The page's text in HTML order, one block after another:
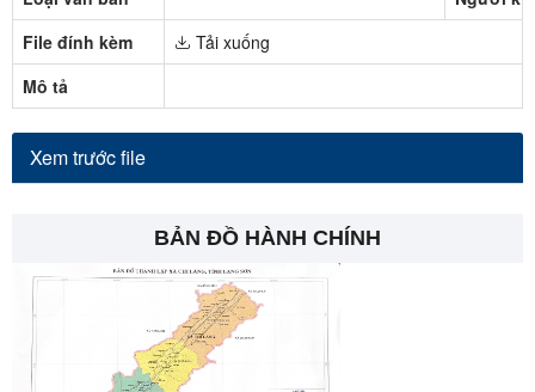
File đính kèm
Tải xuống
Mô tả
Xem trước file
BẢN ĐỒ HÀNH CHÍNH